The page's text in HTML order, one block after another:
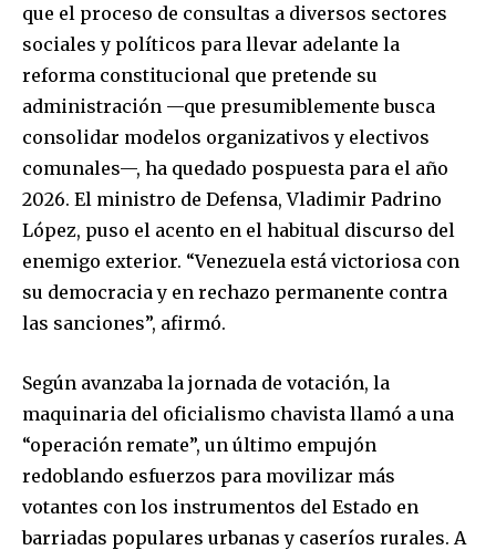
que el proceso de consultas a diversos sectores
sociales y políticos para llevar adelante la
reforma constitucional que pretende su
administración —que presumiblemente busca
consolidar modelos organizativos y electivos
comunales—, ha quedado pospuesta para el año
2026. El ministro de Defensa, Vladimir Padrino
López, puso el acento en el habitual discurso del
enemigo exterior. “Venezuela está victoriosa con
su democracia y en rechazo permanente contra
las sanciones”, afirmó.
Según avanzaba la jornada de votación, la
maquinaria del oficialismo chavista llamó a una
“operación remate”, un último empujón
redoblando esfuerzos para movilizar más
votantes con los instrumentos del Estado en
barriadas populares urbanas y caseríos rurales. A